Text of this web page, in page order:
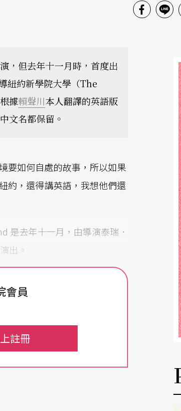
，但去年十一月時，首度出
紐約新學院大學（The
據賴聲川本人翻譯的英語版
文名都保留。
要如何自處的故事，所以如果
約，還得講英語，我想他們還
是去年十一月，由導演泰瑞．
出。
演《暗戀桃花源》的歐萊利正
一。Mabou Mines在一九七○
格拉斯（Philip Glass）等，
藝術。在一九七三年加入劇團
會員
註冊